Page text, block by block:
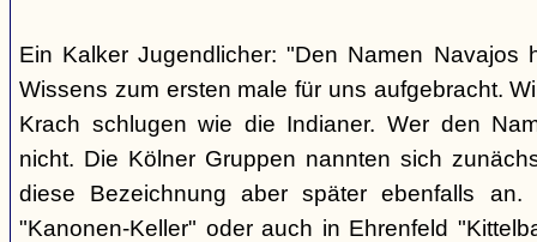
Ein Kalker Jugendlicher: "Den Namen Navajos
Wissens zum ersten male für uns aufgebracht.
Krach schlugen wie die Indianer. Wer den
nicht. Die Kölner Gruppen nannten sich
diese Bezeichnung aber später ebenfalls
"Kanonen-Keller" oder auch in Ehrenfeld